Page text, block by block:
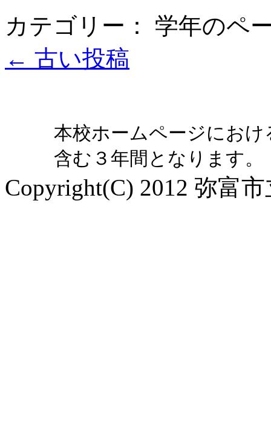
カテゴリー： 学年のペ
← 古い投稿
本校ホームページにお
含む３年間となります。
Copyright(C) 2012 弥富